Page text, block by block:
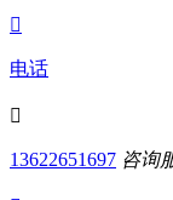

电话

13622651697 咨询